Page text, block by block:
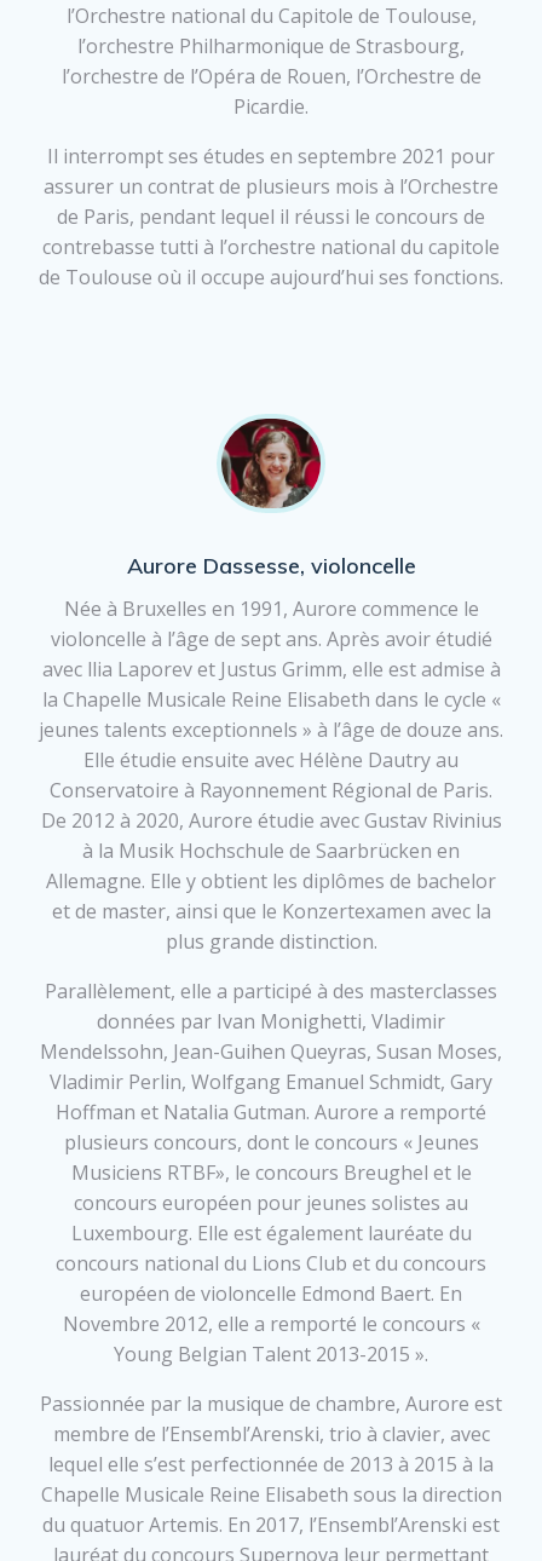
l’Orchestre national du Capitole de Toulouse,
l’orchestre Philharmonique de Strasbourg,
l’orchestre de l’Opéra de Rouen, l’Orchestre de
Picardie.
Il interrompt ses études en septembre 2021 pour
assurer un contrat de plusieurs mois à l’Orchestre
de Paris, pendant lequel il réussi le concours de
contrebasse tutti à l’orchestre national du capitole
de Toulouse où il occupe aujourd’hui ses fonctions.
Aurore Dassesse, violoncelle
Née à Bruxelles en 1991, Aurore commence le
violoncelle à l’âge de sept ans. Après avoir étudié
avec llia Laporev et Justus Grimm, elle est admise à
la Chapelle Musicale Reine Elisabeth dans le cycle «
jeunes talents exceptionnels » à l’âge de douze ans.
Elle étudie ensuite avec Hélène Dautry au
Conservatoire à Rayonnement Régional de Paris.
De 2012 à 2020, Aurore étudie avec Gustav Rivinius
à la Musik Hochschule de Saarbrücken en
Allemagne. Elle y obtient les diplômes de bachelor
et de master, ainsi que le Konzertexamen avec la
plus grande distinction.
Parallèlement, elle a participé à des masterclasses
données par Ivan Monighetti, Vladimir
Mendelssohn, Jean-Guihen Queyras, Susan Moses,
Vladimir Perlin, Wolfgang Emanuel Schmidt, Gary
Hoffman et Natalia Gutman. Aurore a remporté
plusieurs concours, dont le concours « Jeunes
Musiciens RTBF», le concours Breughel et le
concours européen pour jeunes solistes au
Luxembourg. Elle est également lauréate du
concours national du Lions Club et du concours
européen de violoncelle Edmond Baert. En
Novembre 2012, elle a remporté le concours «
Young Belgian Talent 2013-2015 ».
Passionnée par la musique de chambre, Aurore est
membre de l’Ensembl’Arenski, trio à clavier, avec
lequel elle s’est perfectionnée de 2013 à 2015 à la
Chapelle Musicale Reine Elisabeth sous la direction
du quatuor Artemis. En 2017, l’Ensembl’Arenski est
lauréat du concours Supernova leur permettant